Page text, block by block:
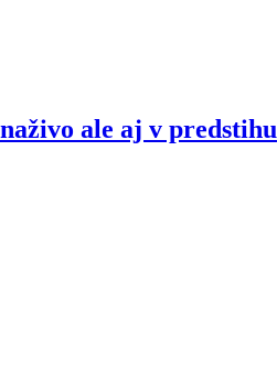
ale aj v predstihu